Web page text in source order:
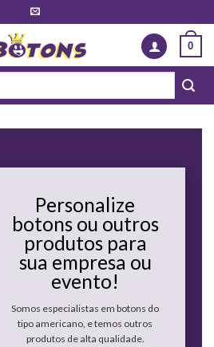
0
Personalize
botons ou outros
produtos para
sua empresa ou
evento!
Somos especialistas em botons do
tipo americano, e temos outros
produtos de alta qualidade.